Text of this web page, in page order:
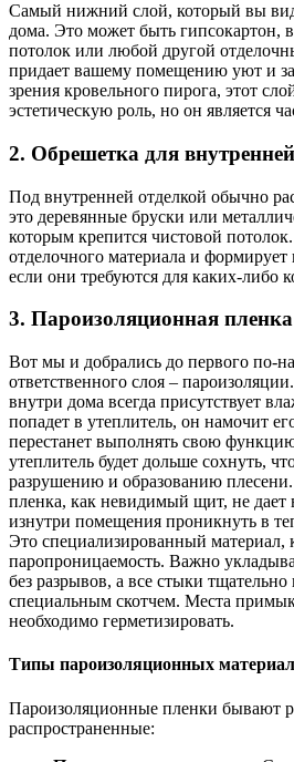
Самый нижний слой, который вы
дома. Это может быть гипсокартон,
потолок или любой другой
придает вашему помещению уют и
зрения кровельного пирога, этот
эстетическую роль, но он является
2. Обрешетка для
Под внутренней отделкой обычно
это деревянные бруски или
которым крепится чистовой
отделочного материала и
если они требуются для каких-либо
3. Пароизоляционная пленка
Вот мы и добрались до первого по-
ответственного слоя –
внутри дома всегда присутствует
попадет в утеплитель, он намочит
перестанет выполнять свою
утеплитель будет дольше сохнуть,
разрушению и образованию
пленка, как невидимый щит, не дает
изнутри помещения проникнуть в
Это специализированный материал,
паропроницаемость. Важно
без разрывов, а все стыки тщательно
специальным скотчем. Места
необходимо герметизировать.
Типы пароизоляционных
Пароизоляционные пленки бывают
распространенные: